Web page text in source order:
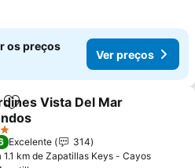
os preços
Ver preços
Adicionar aos favoritos
Vista Del Mar
preços
Excelente
314
1.1 km de Zapatillas Keys - Cayos